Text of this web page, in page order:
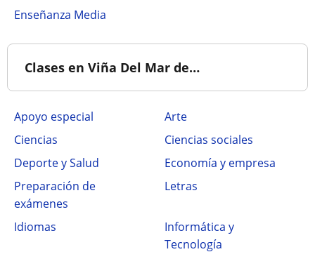
Enseñanza Media
Clases en Viña Del Mar de…
Apoyo especial
Arte
Ciencias
Ciencias sociales
Deporte y Salud
Economía y empresa
Preparación de
exámenes
Letras
Idiomas
Informática y
Tecnología